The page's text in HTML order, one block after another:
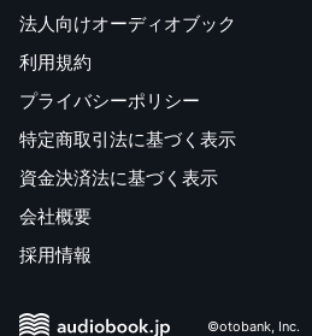
法人向けオーディオブック
利用規約
プライバシーポリシー
特定商取引法に基づく表示
資金決済法に基づく表示
会社概要
採用情報
©otobank, Inc.